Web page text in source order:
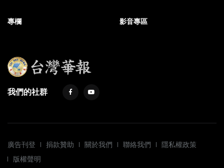
專欄 影音專區
我們的社群
廣告刊登 捐款贊助 關於我們 聯絡我們
隱私權政策
版權聲明